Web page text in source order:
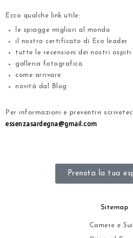
Ecco qualche link utile:
le spiagge migliori al mondo
il nostro certificato di Eco leader
tutte le recensioni dei nostri ospiti
galleria fotografica
come arrivare
novità dal Blog
Per informazioni e preventivi
essenzasardegna@gmail.com
Prenota la tua
Sitemap
Camere e